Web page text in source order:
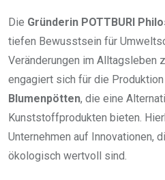
Die Gründerin POTTBURI
tiefen Bewusstsein für
Veränderungen im Alltagsleben
engagiert sich für die Produktion
Blumenpötten, die eine
Kunststoffprodukten bieten.
Unternehmen auf Innovationen,
ökologisch wertvoll sind.